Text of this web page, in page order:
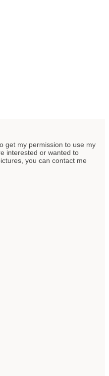
get my permission to use my
interested or wanted to
you can contact me